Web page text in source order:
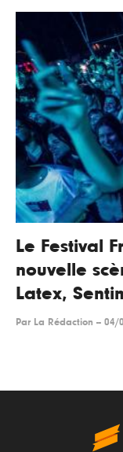
Le Festival
nouvelle
Latex,
Par La Rédaction -- 04/